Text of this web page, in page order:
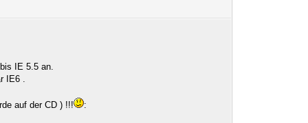
IE 5.5 an.
IE6 .
auf der CD ) !!! :